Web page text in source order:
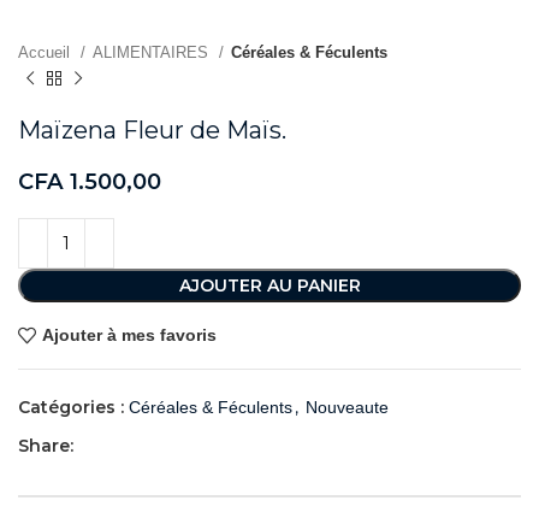
Accueil ALIMENTAIRES Céréales & Féculents
Maïzena Fleur de Maïs.
CFA 1.500,00
AJOUTER AU PANIER
Ajouter à mes favoris
Catégories : Céréales & Féculents, Nouveaute
Share: